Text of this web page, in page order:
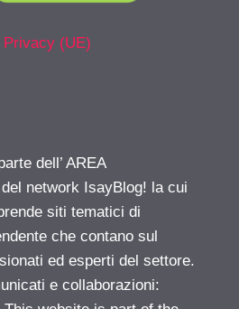
(UE)
dell’ AREA
network IsayBlog! la cui
siti tematici di
che contano sul
ed esperti del settore.
e collaborazioni: